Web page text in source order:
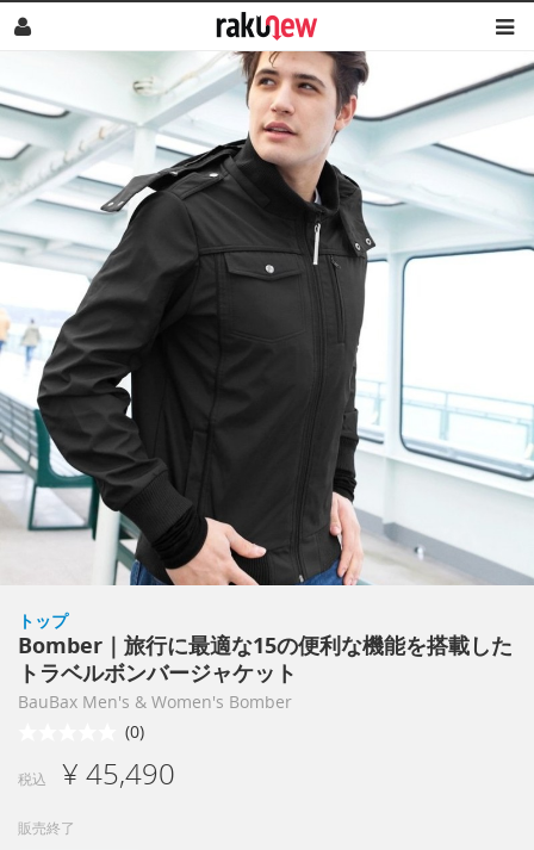
トップ
Bomber｜旅行に最適な15の便利な機能を搭載した
トラベルボンバージャケット
BauBax Men's & Women's Bomber
(0)
税込 ¥ 45,490
販売終了